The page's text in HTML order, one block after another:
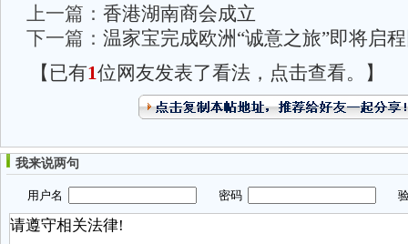
上一篇： 香港湖南商会成立
下一篇： 温家宝完成欧洲“诚意之旅”即将启
【已有1位网友发表了看法，点击查看。】
我来说两句
用户名 密码 验